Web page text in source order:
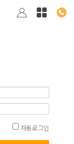
자동로그인